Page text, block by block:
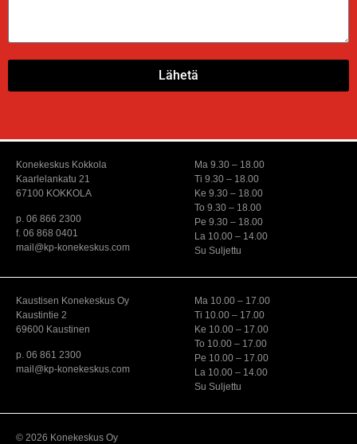
Lähetä
Konekeskus Kokkola
Kaarlelankatu 21
67100 KOKKOLA
p. 06 866 2300
f. 06 868 0401
mail@kp-konekeskus.com
Ma 9.30 – 18.00
Ti 9.30 – 18.00
Ke 9.30 – 18.00
To 9.30 – 18.00
Pe 9.30 – 18.00
La 10.00 – 14.00
Su Suljettu
Kaustisen Konekeskus Oy
Kaustintie 2
69600 Kaustinen
p. 06 861 2300
mail@kp-konekeskus.com
Ma 10.00 – 17.00
Ti 10.00 – 17.00
Ke 10.00 – 17.00
To 10.00 – 17.00
Pe 10.00 – 17.00
La 10.00 – 14.00
Su Suljettu
© 2026 Konekeskus Oy